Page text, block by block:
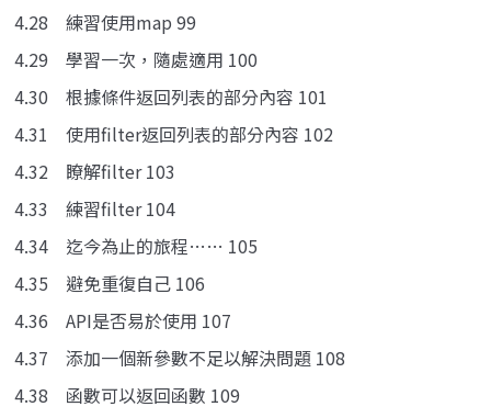
4.28 練習使用map 99
4.29 學習一次，隨處適用 100
4.30 根據條件返回列表的部分內容 101
4.31 使用filter返回列表的部分內容 102
4.32 瞭解filter 103
4.33 練習filter 104
4.34 迄今為止的旅程…… 105
4.35 避免重復自己 106
4.36 API是否易於使用 107
4.37 添加一個新參數不足以解決問題 108
4.38 函數可以返回函數 109